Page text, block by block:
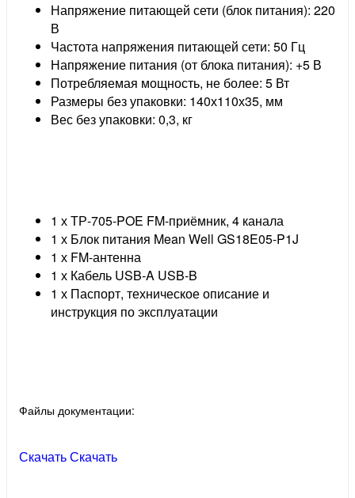
Напряжение питающей сети (блок питания): 220
В
Частота напряжения питающей сети: 50 Гц
Напряжение питания (от блока питания): +5 В
Потребляемая мощность, не более: 5 Вт
Размеры без упаковки: 140х110х35, мм
Вес без упаковки: 0,3, кг
1 х ТР-705-POE FM-приёмник, 4 канала
1 х Блок питания Mean Well GS18E05-P1J
1 х FM-антенна
1 х Кабель USB-A USB-B
1 х Паспорт, техническое описание и
инструкция по эксплуатации
Файлы документации:
СкачатьСкачать